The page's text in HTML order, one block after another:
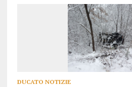
DUCATO NOTIZIE